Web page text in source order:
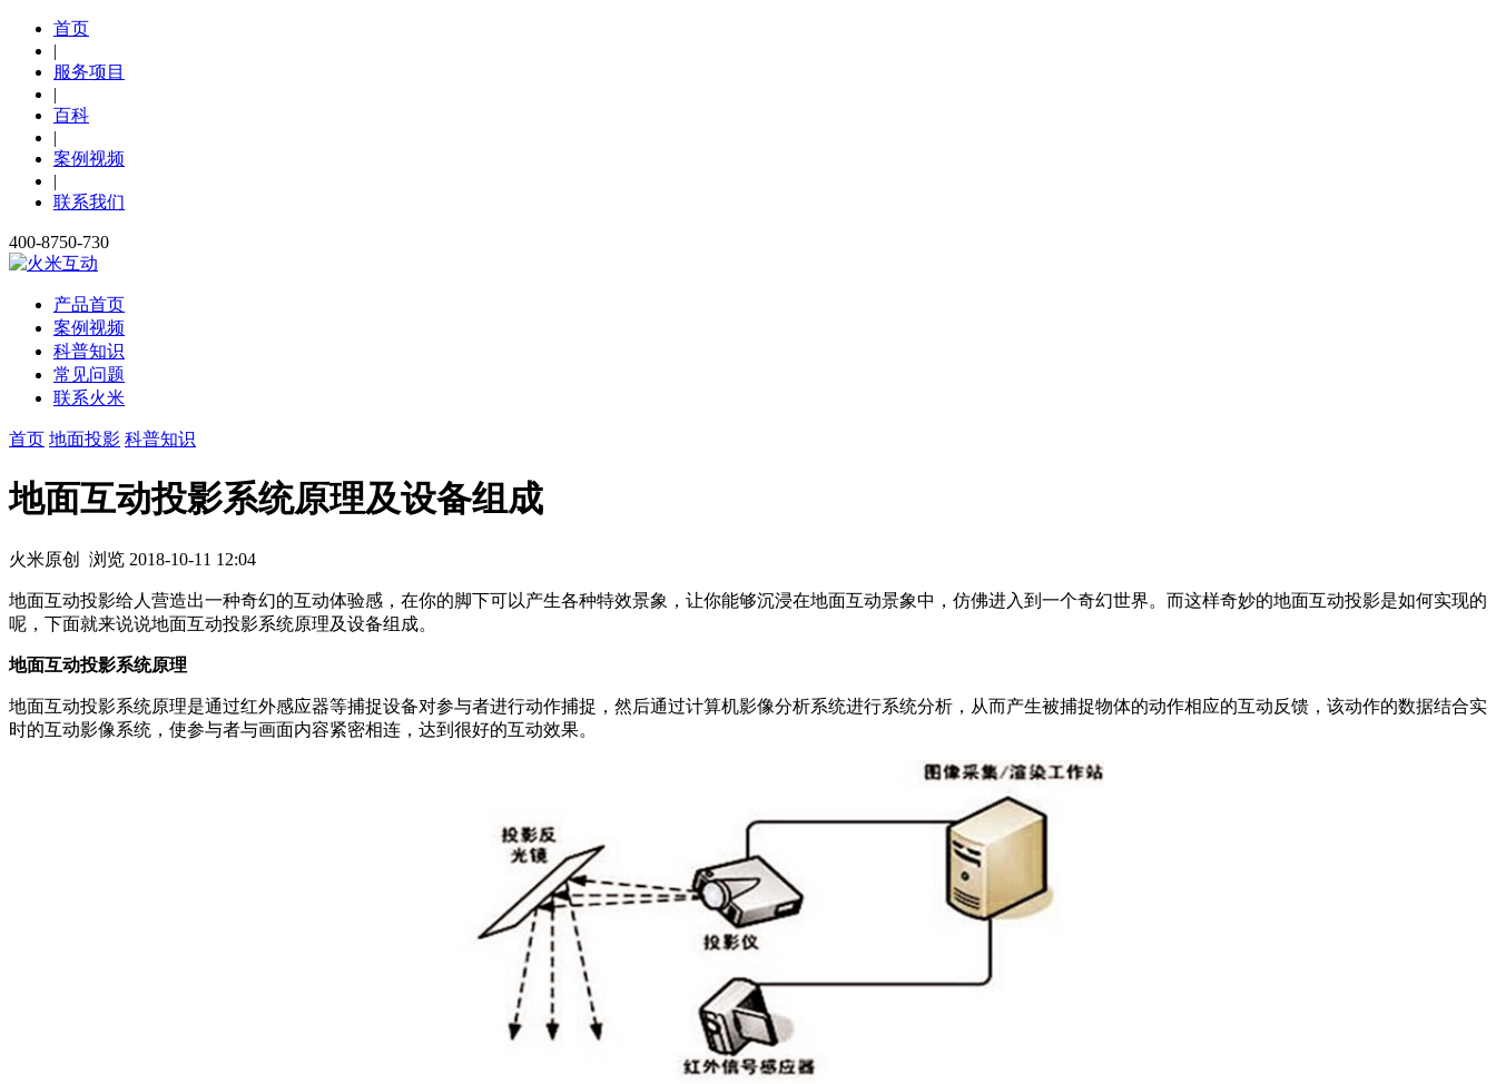
首页
|
服务项目
|
百科
|
案例视频
|
联系我们
400-8750-730
产品首页
案例视频
科普知识
常见问题
联系火米
首页 地面投影 科普知识
地面互动投影系统原理及设备组成
火米原创 浏览 2018-10-11 12:04
地面互动投影给人营造出一种奇幻的互动体验感，在你的脚下可以产生各种特效景象，让你能够沉浸在地面互动景象中，仿佛进入到一个奇幻世界。而这样奇妙的地面互动投影是如何实现的
呢，下面就来说说地面互动投影系统原理及设备组成。
地面互动投影系统原理
地面互动投影系统原理是通过红外感应器等捕捉设备对参与者进行动作捕捉，然后通过计算机影像分析系统进行系统分析，从而产生被捕捉物体的动作相应的互动反馈，该动作的数据结合实
时的互动影像系统，使参与者与画面内容紧密相连，达到很好的互动效果。